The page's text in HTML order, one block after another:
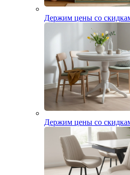
Держим цены со
Держим цены со